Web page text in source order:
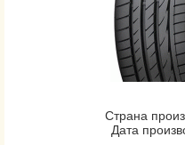
Страна
Дата